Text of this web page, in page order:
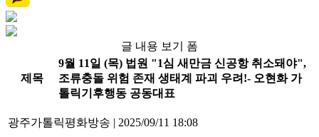
글 내용 보기 폼
제목
9월 11일 (목) 법원 "1심 새만금 신공항 취소돼야",
조류충돌 위험 존재 생태계 파괴 우려!- 오현화 가
톨릭기후행동 공동대표
광주가톨릭평화방송 | 2025/09/11 18:08